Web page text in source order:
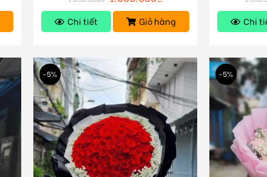
Chi tiết Giỏ hàng Chi
-5% -5%